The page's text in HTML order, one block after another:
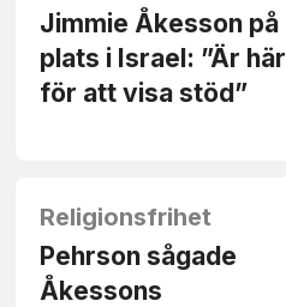
Jimmie Åkesson på
plats i Israel: ”Är här
för att visa stöd”
Religionsfrihet
Pehrson sågade
Åkessons